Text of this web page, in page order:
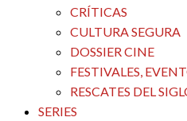
CRÍTICAS
CULTURA SEGURA
DOSSIER CINE
FESTIVALES,
RESCATES DEL
SERIES